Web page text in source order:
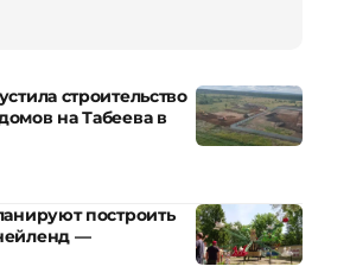
строительство
на Табеева в
построить
—